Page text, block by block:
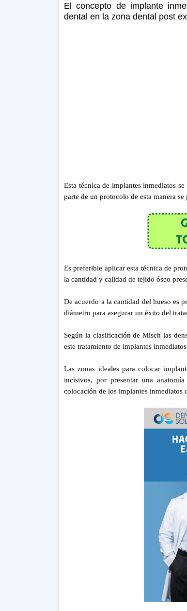
El concepto de implante
dental en la zona dental post
Esta técnica de implantes inmediatos
parte de un protocolo de esta manera
Es preferible aplicar esta técnica de
la cantidad y calidad de tejido óseo
De acuerdo a la cantidad del hueso es
diámetro para asegurar un éxito del
Según la clasificación de Misch las
este tratamiento de implantes
Las zonas ideales para colocar
incisivos, por presentar una
colocación de los implantes inmediatos